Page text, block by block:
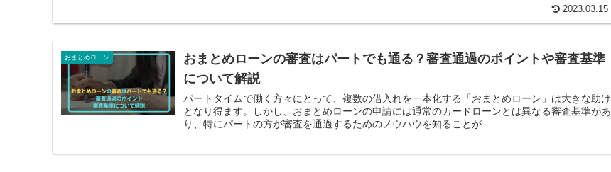
2023.03.15
おまとめローン
おまとめローンの審査はパートでも通る？審査通過のポイントや審査基準
について解説
パートタイムで働く方々にとって、複数の借入れを一本化する「おまとめローン」は大きな助け
となり得ます。しかし、おまとめローンの申請には通常のカードローンとは異なる審査基準があ
り、特にパートの方が審査を通過するためのノウハウを知ることが...